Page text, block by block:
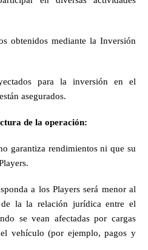
obtenidos mediante la Inversión
para la inversión en el
asegurados.
de la operación:
garantiza rendimientos ni que su
a los Players será menor al
la la relación jurídica entre el
se vean afectadas por cargas
vehículo (por ejemplo, pagos y